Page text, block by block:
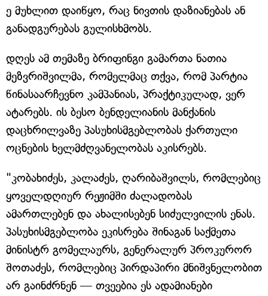
ე მუხლით დაიწყო, რაც ნივთის დაზიანებას ან
განადგურებას გულისხმობს.
დღეს ამ თემაზე ბრიფინგი გამართა ნათია
მეზვრიშვილმა, რომელმაც თქვა, რომ პარტია
წინასაარჩევნო კამპანიას, პრაქტიკულად, ვერ
ატარებს. ის ბესო ბენდელიანის მანქანის
დაცხრილვაზე პასუხისმგებლობას ქართული
ოცნების ხელმძღვანელობას აკისრებს.
"კობახიძეს, კალაძეს, ღარიბაშვილს, რომლებიც
ყოველდღიურ რეჟიმში ძალადობას
ამართლებენ და ახალისებენ სიძულვილის ენას.
პასუხისმგებლობა ეკისრება შინაგან საქმეთა
მინისტრ გომელაურს, გენერალურ პროკურორ
შოთაძეს, რომლებიც პირდაპირი მნიშვნელობით
არ გაინძრნენ — თვეებია ეს ადამიანები